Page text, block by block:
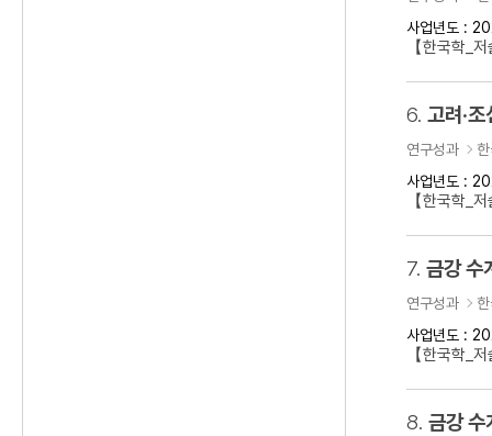
사업년도 :
【한국학
6. 고려·
연구성과
사업년도 :
【한국학
7. 금강 수
연구성과
사업년도 :
【한국학_
8. 금강 수